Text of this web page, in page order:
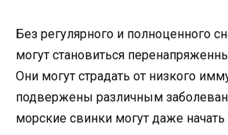
Без регулярного и полноценного
могут становиться
Они могут страдать от низкого
подвержены различным
морские свинки могут даже начать